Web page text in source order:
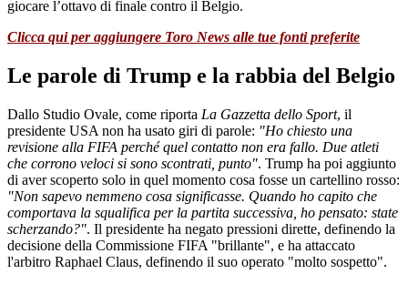
giocare l’ottavo di finale contro il Belgio.
Clicca qui per aggiungere Toro News alle tue fonti preferite
Le parole di Trump e la rabbia del Belgio
Dallo Studio Ovale, come riporta La Gazzetta dello Sport, il
presidente USA non ha usato giri di parole: "Ho chiesto una
revisione alla FIFA perché quel contatto non era fallo. Due atleti
che corrono veloci si sono scontrati, punto". Trump ha poi aggiunto
di aver scoperto solo in quel momento cosa fosse un cartellino rosso:
"Non sapevo nemmeno cosa significasse. Quando ho capito che
comportava la squalifica per la partita successiva, ho pensato: state
scherzando?". Il presidente ha negato pressioni dirette, definendo la
decisione della Commissione FIFA "brillante", e ha attaccato
l'arbitro Raphael Claus, definendo il suo operato "molto sospetto".